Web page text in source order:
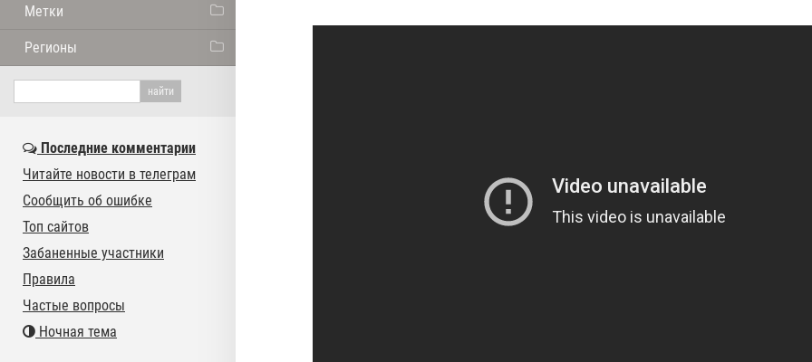
Метки
Регионы
Последние комментарии
Читайте новости в телеграм
Сообщить об ошибке
Топ сайтов
Забаненные участники
Правила
Частые вопросы
Ночная тема